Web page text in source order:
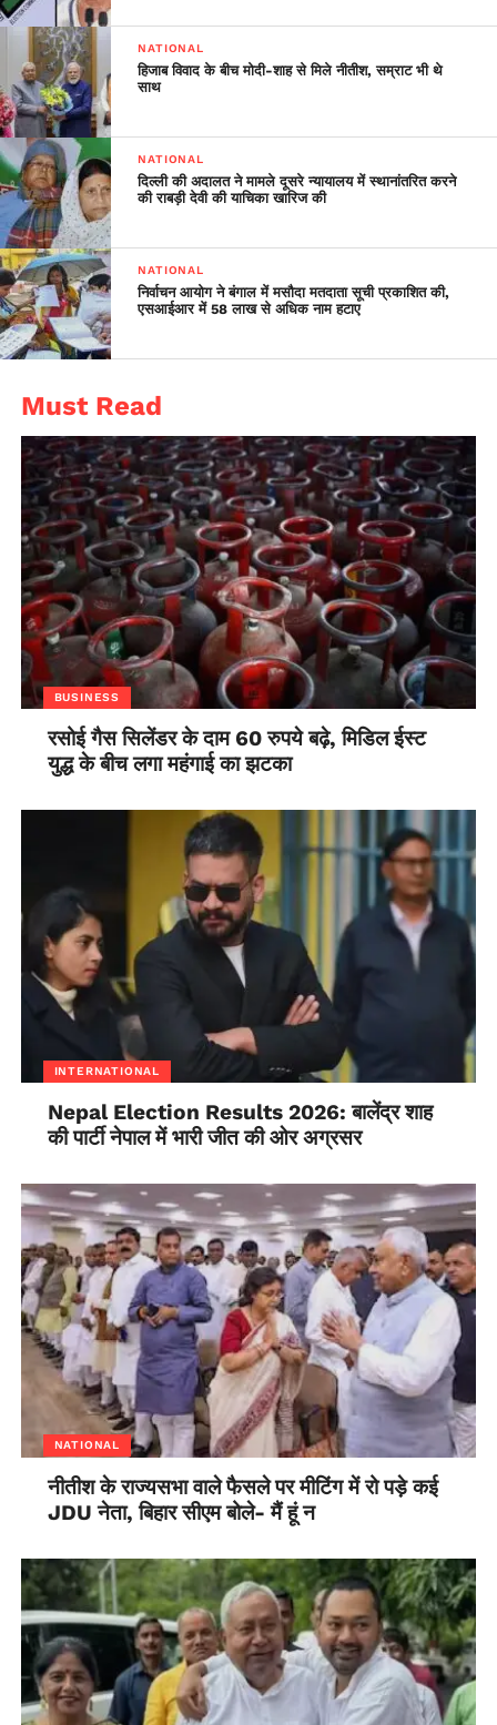
NATIONAL
हिजाब विवाद के बीच मोदी-शाह से मिले नीतीश, सम्राट भी थे
साथ
NATIONAL
दिल्ली की अदालत ने मामले दूसरे न्यायालय में स्थानांतरित करने
की राबड़ी देवी की याचिका खारिज की
NATIONAL
निर्वाचन आयोग ने बंगाल में मसौदा मतदाता सूची प्रकाशित की,
एसआईआर में 58 लाख से अधिक नाम हटाए
Must Read
BUSINESS
रसोई गैस सिलेंडर के दाम 60 रुपये बढ़े, मिडिल ईस्ट
युद्ध के बीच लगा महंगाई का झटका
INTERNATIONAL
Nepal Election Results 2026: बालेंद्र शाह
की पार्टी नेपाल में भारी जीत की ओर अग्रसर
NATIONAL
नीतीश के राज्यसभा वाले फैसले पर मीटिंग में रो पड़े कई
JDU नेता, बिहार सीएम बोले- मैं हूं न